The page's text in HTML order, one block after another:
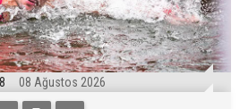
08 Ağustos 2026